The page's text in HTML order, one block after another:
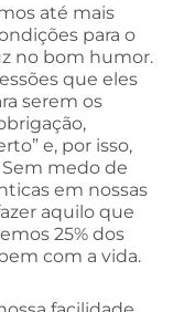
até mais
para o
no bom humor.
que eles
serem os
e, por isso,
medo de
em nossas
aquilo que
25% dos
com a vida.